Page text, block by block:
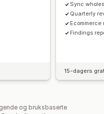
i sanntid
Import av historiske data
Sync
Quarterly
Findings
15-dagers
og bruksbaserte